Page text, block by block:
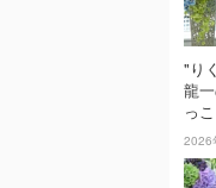
"り
龍
っ
の!?
ソ
の
2026